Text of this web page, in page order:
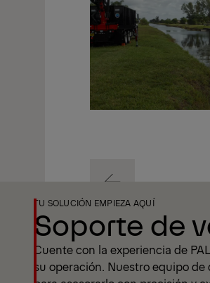
Anterior
Anterior
Soporte de
TU SOLUCIÓN EMPIEZA AQUÍ
Cuente con la experiencia de
su operación. Nuestro equipo